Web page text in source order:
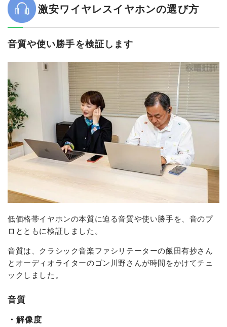
激安ワイヤレスイヤホンの選び方
音質や使い勝手を検証します
低価格帯イヤホンの本質に迫る音質や使い勝手を、音のプ
ロとともに検証しました。
音質は、クラシック音楽ファシリテーターの飯田有抄さん
とオーディオライターのゴン川野さんが時間をかけてチェ
ックしました。
音質
・解像度